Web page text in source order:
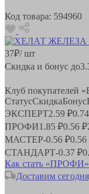
Код товара: 594960
37₽/ шт
Скидка и бонус до
Клуб покупателей
СтатусСкидкаБонус
ЭКСПЕРТ2.59 ₽
ПРОФИ1.85 ₽0.56 ₽
МАСТЕР-0.56 ₽0.56
СТАНДАРТ-0.37 ₽
Как стать «ПРОФИ»
Доставим